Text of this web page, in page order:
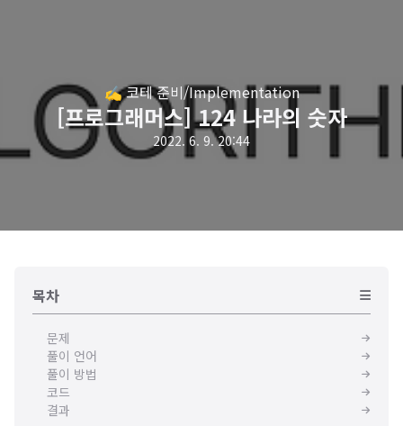
✍️ 코테 준비/Implementation
[프로그래머스] 124 나라의 숫자
2022. 6. 9. 20:44
목차
문제
풀이 언어
풀이 방법
코드
결과